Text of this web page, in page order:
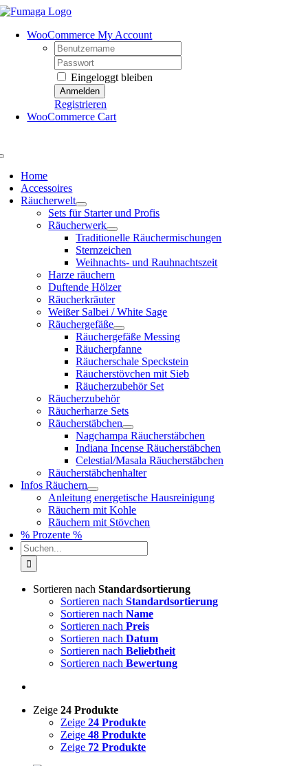
Skip
contentWooCommerce My Account
Username:
Password:
Eingeloggt bleiben
Registrieren
WooCommerce Cart
Home
Accessoires
Räucherwelt
Sets für Starter und Profis
Räucherwerk
Traditionelle Räuchermischungen
Sternzeichen
Weihnachts- und Rauhnachtszeit
Harze räuchern
Duftende Hölzer
Räucherkräuter
Weißer Salbei / White Sage
Räuchergefäße
Räuchergefäße Messing
Räucherpfanne
Räucherschale Speckstein
Räucherstövchen mit Sieb
Räucherzubehör Set
Räucherzubehör
Räucherharze Sets
Räucherstäbchen
Nagchampa Räucherstäbchen
Indiana Incense Räucherstäbchen
Celestial/Masala Räucherstäbchen
Räucherstäbchenhalter
Infos Räuchern
Anleitung energetische Hausreinigung
Räuchern mit Kohle
Räuchern mit Stövchen
% Prozente %
Suche
nach:
Sortieren nach Standardsortierung
Sortieren nach Standardsortierung
Sortieren nach Name
Sortieren nach Preis
Sortieren nach Datum
Sortieren nach Beliebtheit
Sortieren nach Bewertung
Zeige 24 Produkte
Zeige 24 Produkte
Zeige 48 Produkte
Zeige 72 Produkte